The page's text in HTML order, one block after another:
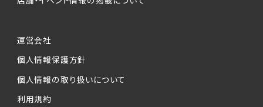
運営会社
個人情報保護方針
個人情報の取り扱いについて
利用規約